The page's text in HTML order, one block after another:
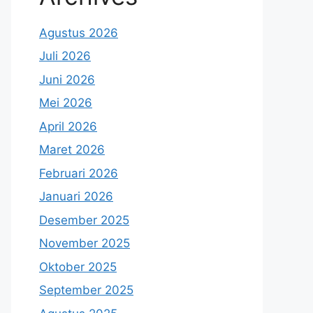
Agustus 2026
Juli 2026
Juni 2026
Mei 2026
April 2026
Maret 2026
Februari 2026
Januari 2026
Desember 2025
November 2025
Oktober 2025
September 2025